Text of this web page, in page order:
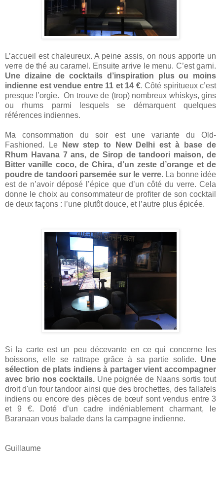
L’accueil est chaleureux. A peine assis, on nous apporte un
verre de thé au caramel. Ensuite arrive le menu. C’est garni.
Une dizaine de cocktails d’inspiration plus ou moins
indienne est vendue entre 11 et 14 €. Côté spiritueux c’est
presque l’orgie. On trouve de (trop) nombreux whiskys, gins
ou rhums parmi lesquels se démarquent quelques
références indiennes.
Ma consommation du soir est une variante du Old-
Fashioned. Le
New step to New Delhi est à base de
Rhum Havana 7 ans, de Sirop de tandoori maison, de
Bitter vanille coco, de Chira, d’un zeste d’orange et de
poudre de tandoori parsemée sur le verre. La bonne idée
est de n’avoir déposé l’épice que d’un côté du verre. Cela
donne le choix au consommateur de profiter de son cocktail
de deux façons : l’une plutôt douce, et l’autre plus épicée.
Si la carte est un peu décevante en ce qui concerne les
boissons, elle se rattrape grâce à sa partie solide. Une
sélection de plats indiens à partager vient accompagner
avec brio nos cocktails.Une poignée de Naans sortis tout
droit d'un four tandoor ainsi que des brochettes, des fallafels
indiens ou encore des pièces de bœuf sont vendus entre 3
et 9 €. Doté d’un cadre indéniablement charmant, le
Baranaan vous balade dans la campagne indienne.
Guillaume